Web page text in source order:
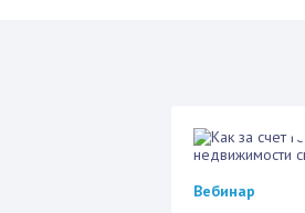
Вебинар